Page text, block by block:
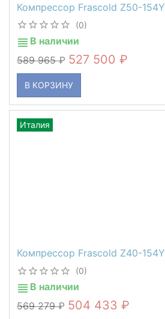
Компрессор Frascold Z50-154Y
(0)
В наличии
589 965
527 500
В КОРЗИНУ
Компрессор Frascold Z40-154Y
(0)
В наличии
569 279
504 433
Италия